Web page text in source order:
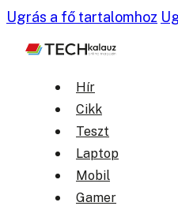
Ugrás a fő tartalomhoz
Hír
Cikk
Teszt
Laptop
Mobil
Gamer